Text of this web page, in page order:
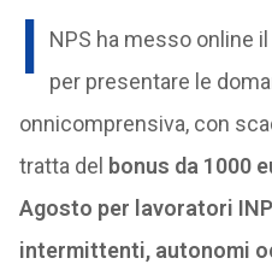
I NPS ha messo online
per presentare le
onnicomprensiva, con
tratta del bonus da 1000
Agosto per l avoratori
intermittenti, autonomi